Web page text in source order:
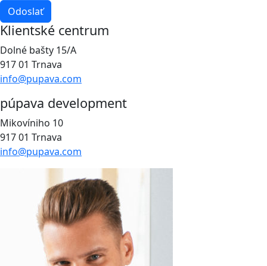
Odoslať
Klientské centrum
Dolné bašty 15/A
917 01 Trnava
info@pupava.com
púpava development
Mikovíniho 10
917 01 Trnava
info@pupava.com